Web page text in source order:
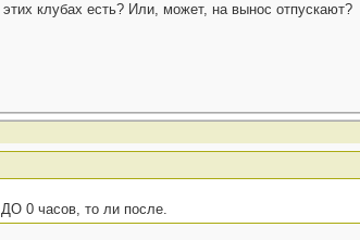
клубах есть? Или, может, на вынос отпускают?
0 часов, то ли после.